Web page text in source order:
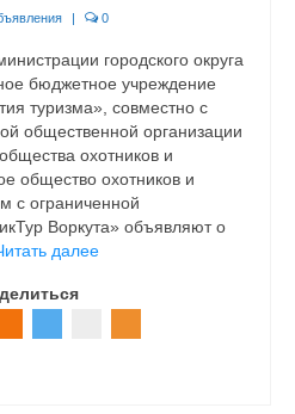
| 0
городского округа
бюджетное учреждение
туризма», совместно с
общественной организации
охотников и
общество охотников и
с ограниченной
Воркута» объявляют о
далее